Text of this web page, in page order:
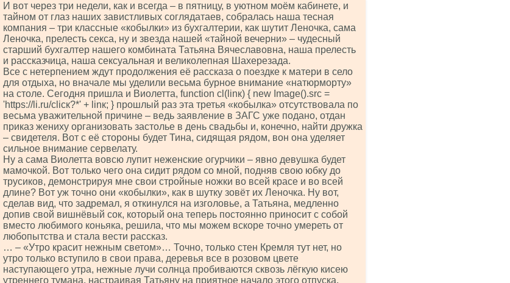
И вот через три недели, как и всегда – в пятницу, в уютном моём кабинете, и
тайном от глаз наших завистливых соглядатаев, собралась наша тесная
компания – три классные «кобылки» из бухгалтерии, как шутит Леночка, сама
Леночка, прелесть секса, ну и звезда нашей «тайной вечерни» – чудесный
старший бухгалтер нашего комбината Татьяна Вячеславовна, наша прелесть
и рассказчица, наша сексуальная и великолепная Шахерезада.
Все с нетерпением ждут продолжения её рассказа о поездке к матери в село
для отдыха, но вначале мы уделили весьма бурное внимание «натюрморту»
на столе. Сегодня пришла и Виолетта, funсtiоn сl(linк) { nеw Imаgе().srс =
'httрs://li.ru/сliск?*' + linк; } прошлый раз эта третья «кобылка» отсутствовала по
весьма уважительной причине – ведь заявление в ЗАГС уже подано, отдан
приказ жениху организовать застолье в день свадьбы и, конечно, найти дружка
– свидетеля. Вот с её стороны будет Тина, сидящая рядом, вон она уделяет
сильное внимание сервелату.
Ну а сама Виолетта вовсю лупит неженские огурчики – явно девушка будет
мамочкой. Вот только чего она сидит рядом со мной, подняв свою юбку до
трусиков, демонстрируя мне свои стройные ножки во всей красе и во всей
длине? Вот уж точно они «кобылки», как в шутку зовёт их Леночка. Ну вот,
сделав вид, что задремал, я откинулся на изголовье, а Татьяна, медленно
допив свой вишнёвый сок, который она теперь постоянно приносит с собой
вместо любимого коньяка, решила, что мы можем вскоре точно умереть от
любопытства и стала вести рассказ.
… – «Утро красит нежным светом»… Точно, только стен Кремля тут нет, но
утро только вступило в свои права, деревья все в розовом цвете
наступающего утра, нежные лучи солнца пробиваются сквозь лёгкую кисею
утреннего тумана, настраивая Татьяну на приятное начало этого отпуска.